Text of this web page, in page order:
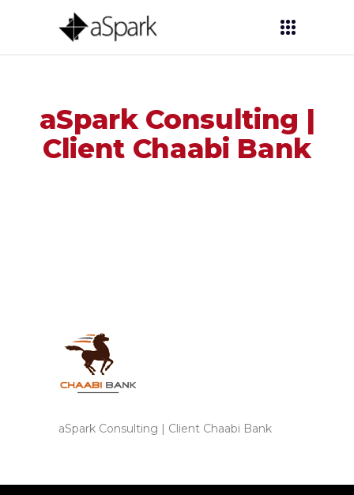
aSpark Consulting |
Client Chaabi Bank
aSpark Consulting | Client Chaabi Bank